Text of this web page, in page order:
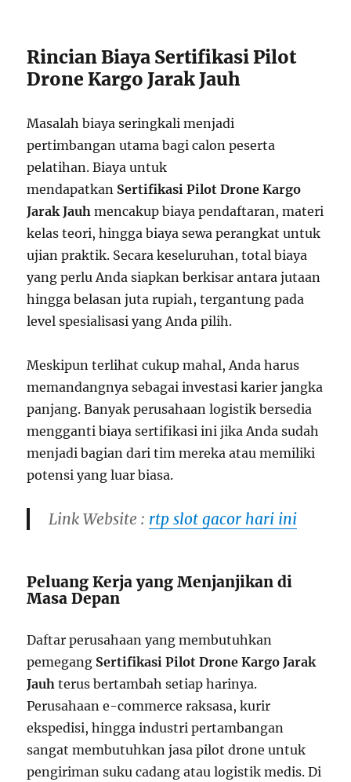
Rincian Biaya Sertifikasi Pilot
Drone Kargo Jarak Jauh
Masalah biaya seringkali menjadi
pertimbangan utama bagi calon peserta
pelatihan. Biaya untuk
mendapatkan Sertifikasi Pilot Drone Kargo
Jarak Jauh mencakup biaya pendaftaran, materi
kelas teori, hingga biaya sewa perangkat untuk
ujian praktik. Secara keseluruhan, total biaya
yang perlu Anda siapkan berkisar antara jutaan
hingga belasan juta rupiah, tergantung pada
level spesialisasi yang Anda pilih.
Meskipun terlihat cukup mahal, Anda harus
memandangnya sebagai investasi karier jangka
panjang. Banyak perusahaan logistik bersedia
mengganti biaya sertifikasi ini jika Anda sudah
menjadi bagian dari tim mereka atau memiliki
potensi yang luar biasa.
Link Website : rtp slot gacor hari ini
Peluang Kerja yang Menjanjikan di
Masa Depan
Daftar perusahaan yang membutuhkan
pemegang Sertifikasi Pilot Drone Kargo Jarak
Jauh terus bertambah setiap harinya.
Perusahaan e-commerce raksasa, kurir
ekspedisi, hingga industri pertambangan
sangat membutuhkan jasa pilot drone untuk
pengiriman suku cadang atau logistik medis. Di